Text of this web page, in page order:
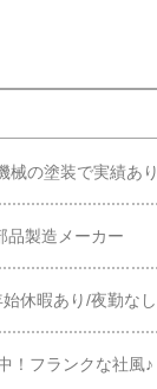
械の塗装で実績あり
品製造メーカー
休暇あり/夜勤なし
！フランクな社風♪